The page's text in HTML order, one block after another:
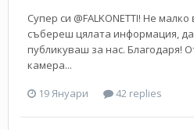
Супер си @FALKONETTI! Не
събереш цялата информация,
публикуваш за нас. Благодаря!
камера...
19 Януари
42 replies